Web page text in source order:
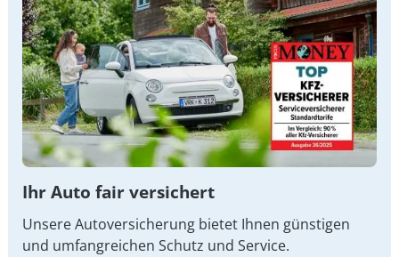
Ihr Auto fair versichert
Unsere Autoversicherung bietet Ihnen günstigen
und umfangreichen Schutz und Service.